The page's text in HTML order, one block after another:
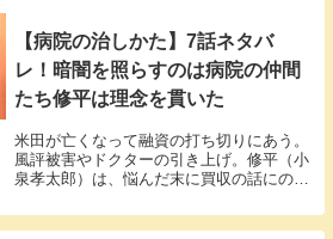
【病院の治しかた】7話ネタバ
レ！暗闇を照らすのは病院の仲間
たち修平は理念を貫いた
米田が亡くなって融資の打ち切りにあう。
風評被害やドクターの引き上げ。修平（小
泉孝太郎）は、悩んだ末に買収の話にのろ
郎だった。